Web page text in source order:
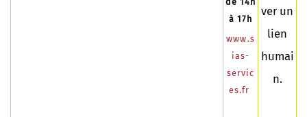
à 17h
www.s
ias-
servic
es.fr
ver un
lien
humai
n.